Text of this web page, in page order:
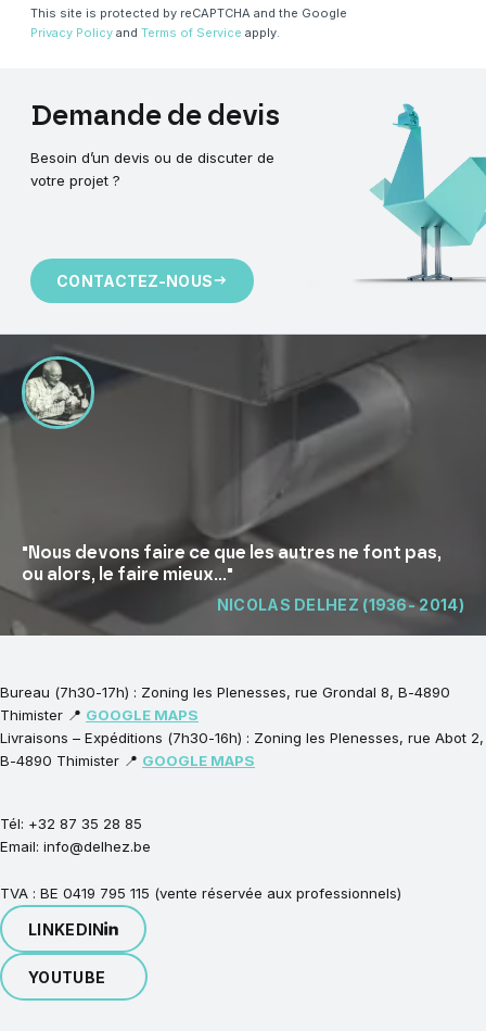
This site is protected by reCAPTCHA and the Google
Privacy Policy and Terms of Service apply.
Demande de devis
Besoin d’un devis ou de discuter de
votre projet ?
CONTACTEZ-NOUS
"Nous devons faire ce que les autres ne font pas,
ou alors, le faire mieux..."
NICOLAS DELHEZ (1936- 2014)
Bureau (7h30-17h) : Zoning les Plenesses, rue Grondal 8, B-4890
Thimister 📍 GOOGLE MAPS
Livraisons – Expéditions (7h30-16h) : Zoning les Plenesses, rue Abot 2,
B-4890 Thimister 📍 GOOGLE MAPS
Tél: +32 87 35 28 85
Email: info@delhez.be
TVA : BE 0419 795 115 (vente réservée aux professionnels)
LINKEDIN
YOUTUBE